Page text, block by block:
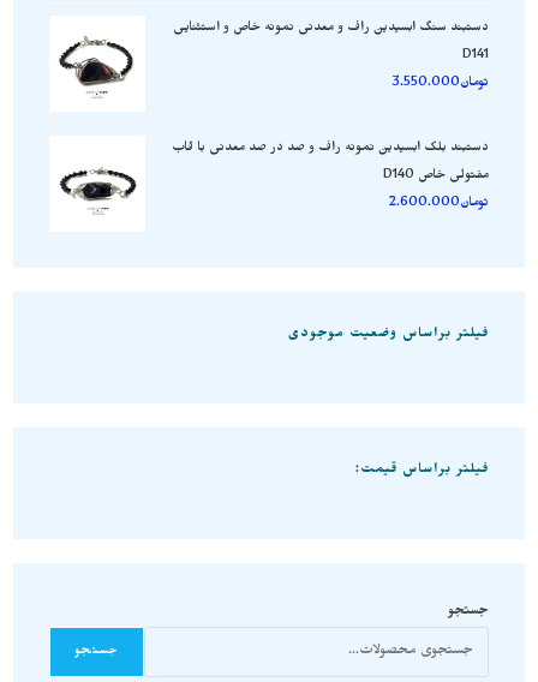
دستبند سنگ ابسیدین راف و معدنی نمونه خاص و استثنایی
D141
تومان3.550.000
دستبند بلک ابسیدین نمونه راف و صد در صد معدنی با قاب
مفتولی خاص D140
تومان2.600.000
فیلتر براساس وضعیت موجودی
فیلتر براساس قیمت:
جستجو
جستجو